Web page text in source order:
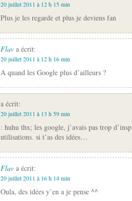
20 juillet 2011 à 12 h 15 min
Plus je les regarde et plus je deviens fan
Flav a écrit:
20 juillet 2011 à 12 h 16 min
A quand les Google plus d’ailleurs ?
a écrit:
20 juillet 2011 à 13 h 59 min
: huhu thx; les google, j’avais pas trop
utilisations. si t’as des idées…
Flav a écrit:
20 juillet 2011 à 16 h 14 min
Oula, des idées y’en a je pense ^^